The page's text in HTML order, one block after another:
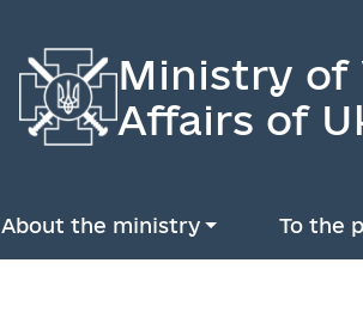
Ministry of
Affairs of
About the ministry To the